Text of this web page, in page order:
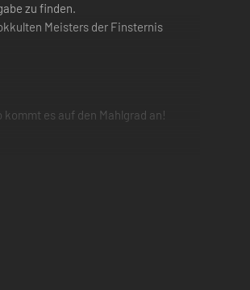
zu finden.
Meisters der Finsternis
es auf den Mahlgrad an!